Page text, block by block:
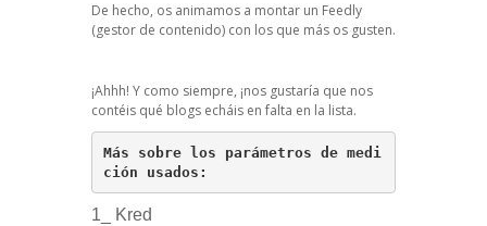
De hecho, os animamos a montar un Feedly
(gestor de contenido) con los que más os gusten.
¡Ahhh! Y como siempre, ¡nos gustaría que nos
contéis qué blogs echáis en falta en la lista.
Más sobre los parámetros de medi
ción usados:
1_ Kred